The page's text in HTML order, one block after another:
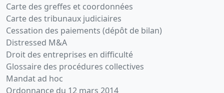
Carte des greffes et coordonnées
Carte des tribunaux judiciaires
Cessation des paiements (dépôt de bilan)
Distressed M&A
Droit des entreprises en difficulté
Glossaire des procédures collectives
Mandat ad hoc
Ordonnance du 12 mars 2014